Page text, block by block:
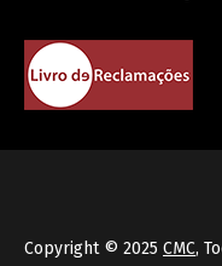
Copyright © 2025 CMC,